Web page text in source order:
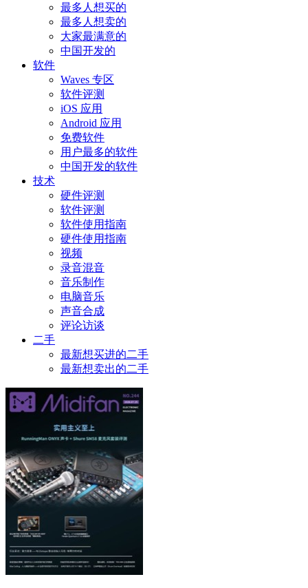
最多人想买的
最多人想卖的
大家最满意的
中国开发的
软件
Waves 专区
软件评测
iOS 应用
Android 应用
免费软件
用户最多的软件
中国开发的软件
技术
硬件评测
软件评测
软件使用指南
硬件使用指南
视频
录音混音
音乐制作
电脑音乐
声音合成
评论访谈
二手
最新想买进的二手
最新想卖出的二手